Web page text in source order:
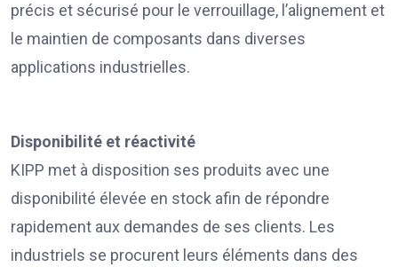
précis et sécurisé pour le verrouillage, l’alignement et
le maintien de composants dans diverses
applications industrielles.
Disponibilité et réactivité
KIPP met à disposition ses produits avec une
disponibilité élevée en stock afin de répondre
rapidement aux demandes de ses clients. Les
industriels se procurent leurs éléments dans des